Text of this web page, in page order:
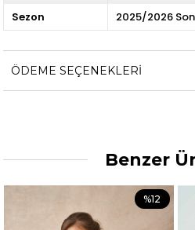
Sezon
2025/2026
ÖDEME SEÇENEKLERI
Benzer
%12